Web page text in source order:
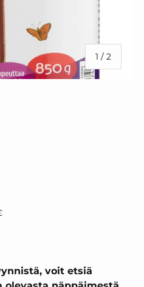
1 / /2
voit etsiä